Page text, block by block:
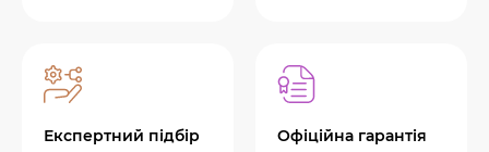
Експертний підбір Офіційна гарантія